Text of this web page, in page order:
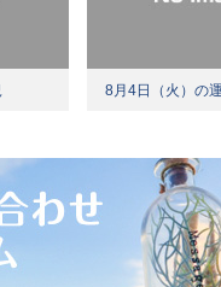
8月4日（火）の